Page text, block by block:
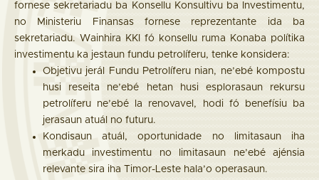
fornese sekretariadu ba Konsellu Konsultivu ba Investimentu,
no Ministeriu Finansas fornese reprezentante ida ba
sekretariadu. Wainhira KKI fó konsellu ruma Konaba polítika
investimentu ka jestaun fundu petrolíferu, tenke konsidera:
Objetivu jerál Fundu Petrolíferu nian, ne’ebé kompostu
husi reseita ne’ebé hetan husi esplorasaun rekursu
petrolíferu ne’ebé la renovavel, hodi fó benefísiu ba
jerasaun atuál no futuru.
Kondisaun atuál, oportunidade no limitasaun iha
merkadu investimentu no limitasaun ne’ebé ajénsia
relevante sira iha Timor-Leste hala’o operasaun.